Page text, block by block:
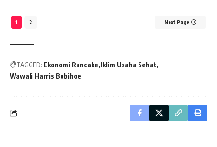
1 2 Next Page
TAGGED: Ekonomi Rancake Iklim Usaha Sehat
Wawali Harris Bobihoe